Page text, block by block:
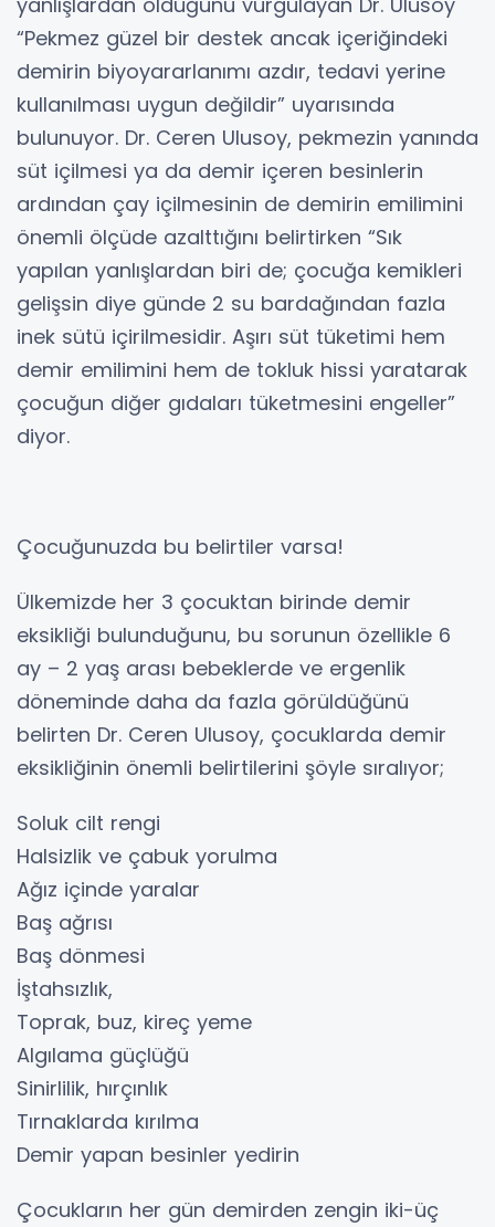
“Pekmez güzel bir destek ancak içeriğindeki
demirin biyoyararlanımı azdır, tedavi yerine
kullanılması uygun değildir” uyarısında
bulunuyor. Dr. Ceren Ulusoy, pekmezin yanında
süt içilmesi ya da demir içeren besinlerin
ardından çay içilmesinin de demirin emilimini
önemli ölçüde azalttığını belirtirken “Sık
yapılan yanlışlardan biri de; çocuğa kemikleri
gelişsin diye günde 2 su bardağından fazla
inek sütü içirilmesidir. Aşırı süt tüketimi hem
demir emilimini hem de tokluk hissi yaratarak
çocuğun diğer gıdaları tüketmesini engeller”
diyor.
Çocuğunuzda bu belirtiler varsa!
Ülkemizde her 3 çocuktan birinde demir
eksikliği bulunduğunu, bu sorunun özellikle 6
ay – 2 yaş arası bebeklerde ve ergenlik
döneminde daha da fazla görüldüğünü
belirten Dr. Ceren Ulusoy, çocuklarda demir
eksikliğinin önemli belirtilerini şöyle sıralıyor;
Soluk cilt rengi
Halsizlik ve çabuk yorulma
Ağız içinde yaralar
Baş ağrısı
Baş dönmesi
İştahsızlık,
Toprak, buz, kireç yeme
Algılama güçlüğü
Sinirlilik, hırçınlık
Tırnaklarda kırılma
Demir yapan besinler yedirin
Çocukların her gün demirden zengin iki-üç